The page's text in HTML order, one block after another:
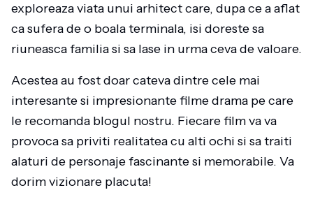
exploreaza viata unui arhitect care, dupa ce a aflat
ca sufera de o boala terminala, isi doreste sa
riuneasca familia si sa lase in urma ceva de valoare.
Acestea au fost doar cateva dintre cele mai
interesante si impresionante filme drama pe care
le recomanda blogul nostru. Fiecare film va va
provoca sa priviti realitatea cu alti ochi si sa traiti
alaturi de personaje fascinante si memorabile. Va
dorim vizionare placuta!